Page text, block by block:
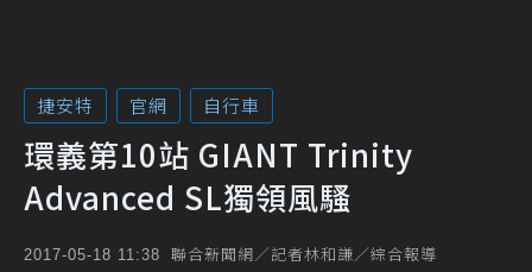
捷安特 官網 自行車
環義第10站 GIANT Trinity
Advanced SL獨領風騷
2017-05-18 11:38 聯合新聞網／記者林和謙／綜合報導